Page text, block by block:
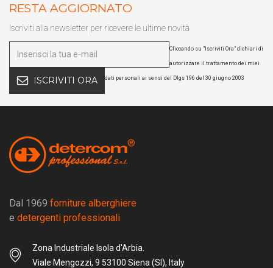
RESTA AGGIORNATO
Iscriviti alla newsletter per ricevere le ultime novità
ISCRIVITI ORA
Cliccando su "Iscriviti Ora" dichiari di
autorizzare il trattamento dei miei
dati personali ai sensi del Dlgs 196 del 30 giugno 2003
Dal 1969 forniture alberghiere
e detergenti professionali
Zona Industriale Isola d'Arbia.
Viale Mengozzi, 9 53100 Siena (SI), Italy